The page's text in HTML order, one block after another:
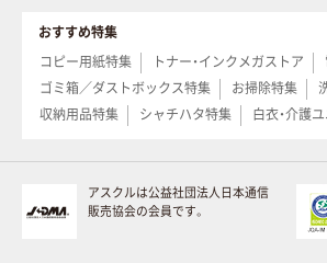
おすすめ特集
コピー用紙特集
トナー・インクメガストア
ゴミ箱／ダストボックス特集
お掃除特集
収納用品特集
シャチハタ特集 白衣・介護
アスクルは公益社団法人日本通信
販売協会の会員です。